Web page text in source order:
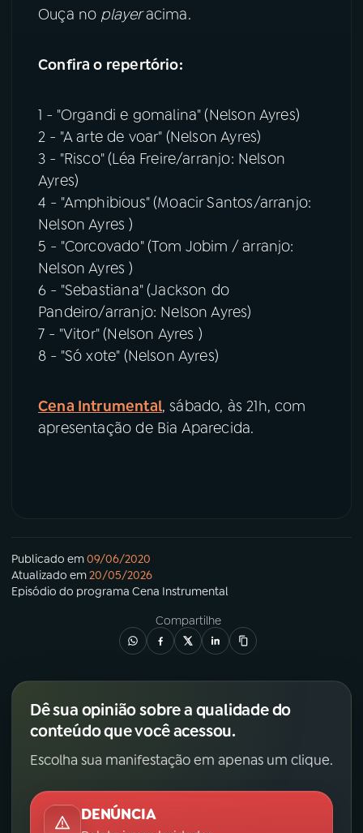
Ouça no playeracima.
Confira o repertório:
1 - "Organdi e gomalina" (Nelson Ayres)
2 - "A arte de voar" (Nelson Ayres)
3 - "Risco" (Léa Freire/arranjo: Nelson
Ayres)
4 - "Amphibious" (Moacir Santos/arranjo:
Nelson Ayres )
5 - "Corcovado" (Tom Jobim / arranjo:
Nelson Ayres )
6 - "Sebastiana" (Jackson do
Pandeiro/arranjo: Nelson Ayres)
7 - "Vitor" (Nelson Ayres )
8 - "Só xote" (Nelson Ayres)
Cena Intrumental, sábado, às 21h, com
apresentação de Bia Aparecida.
Publicado em09/06/2020
Atualizado em20/05/2026
Episódio do programa Cena Instrumental
Compartilhe
Dê sua opinião sobre a qualidade do
conteúdo que você acessou.
Escolha sua manifestação em apenas um clique.
DENÚNCIA